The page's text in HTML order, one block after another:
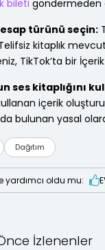
bileti göndermeden
türünü seçin:
Telifsiz kitaplık
TikTok’ta bir
ses kitaplığını
kullanan içerik
bulunan yasal
Dağıtım
yardımcı oldu mu:
İzlenenler